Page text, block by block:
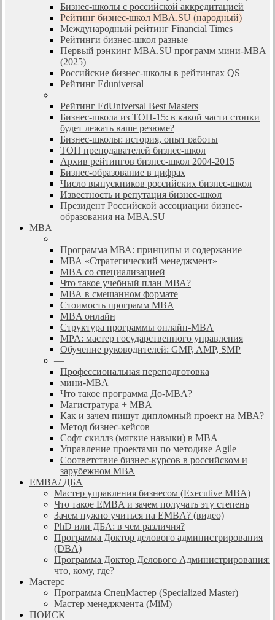
Бизнес-школы с российской аккредитацией
Рейтинг бизнес-школ MBA.SU (народный)
Международный рейтинг Financial Times
Рейтинги бизнес-школ разные
Первый рэнкинг MBA.SU программ мини-MBA
(2025)
Российские бизнес-школы в рейтингах QS
Рейтинг Eduniversal
—
Рейтинг EdUniversal Best Masters
Бизнес-школа из ТОП-15: в какой части стопки
будет лежать ваше резюме?
Бизнес-школы: история, опыт работы
ТОП преподавателей бизнес-школ
Архив рейтингов бизнес-школ 2004-2015
Бизнес-образование в цифрах
Число выпускников российских бизнес-школ
Известность и репутация бизнес-школ
Президент Российской ассоциации бизнес-
образования на MBA.SU
MBA
—
Программа МВА: принципы и содержание
МВА «Cтратегический менеджмент»
MBA со специализацией
Что такое учебный план МВА?
МВА в смешанном формате
Стоимость программ MBA
MBA онлайн
Cтруктура программы онлайн-MBA
MPA: мастер государственного управления
Обучение руководителей: GMP, AMP, SMP
—
Профессиональная переподготовка
мини-MBA
Что такое программа До-MBA?
Магистратура + MBA
Как и зачем пишут дипломный проект на МВА?
Метод бизнес-кейсов
Софт скиллз (мягкие навыки) в MBA
Управление проектами по методике Agile
Соответствие бизнес-курсов в российском и
зарубежном МВА
EMBA/ ДБA
Мастер управления бизнесом (Executive MBA)
Что такое EMBA и зачем получать эту степень
Зачем нужно учиться на EMBA? (видео)
PhD или ДБА: в чем различия?
Программа Доктор делового администрирования
(DBА)
Программа Доктор Делового Администрирования:
что, кому, где?
Мастерс
Программа СпецМастер (Specialized Master)
Мастер менеджмента (MiM)
ПОИСК